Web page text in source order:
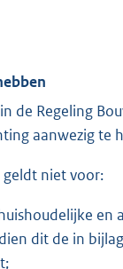
de Regeling
aanwezig te
geldt niet voor:
dit de in